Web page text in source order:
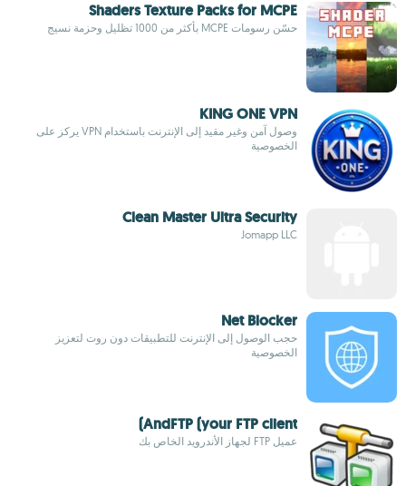
Shaders Texture Packs for MCPE
حسّن رسومات MCPE بأكثر من 1000 تظليل وحزمة نسيج
KING ONE VPN
وصول آمن وغير مقيد إلى الإنترنت باستخدام VPN يركز على
الخصوصية
Clean Master Ultra Security
Jomapp LLC
Net Blocker
حجب الوصول إلى الإنترنت للتطبيقات دون روت لتعزيز
الخصوصية
AndFTP (your FTP client)
عميل FTP لجهاز الأندرويد الخاص بك